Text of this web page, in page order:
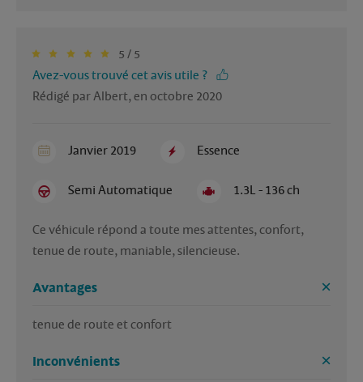
5 / 5
Avez-vous trouvé cet avis utile ?
Rédigé par Albert, en octobre 2020
Janvier 2019 Essence
Semi Automatique 1.3L - 136 ch
Ce véhicule répond a toute mes attentes, confort,
tenue de route, maniable, silencieuse.
Avantages
tenue de route et confort
Inconvénients